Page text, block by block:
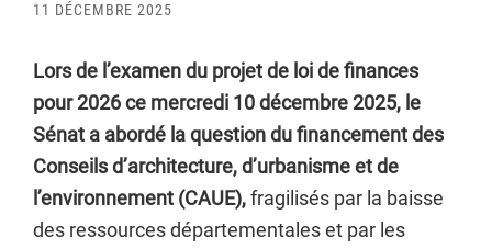
11 DÉCEMBRE 2025
Lors de l’examen du projet de loi de finances
pour 2026 ce mercredi 10 décembre 2025, le
Sénat a abordé la question du financement des
Conseils d’architecture, d’urbanisme et de
l’environnement (CAUE),fragilisés par la baisse
des ressources départementales et par les